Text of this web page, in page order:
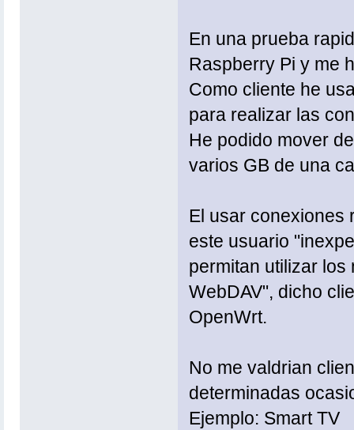
En una prueba
Raspberry Pi y me
Como cliente he
para realizar las
He podido mover
varios GB de una
El usar conexiones
este usuario
permitan utilizar
WebDAV", dicho
OpenWrt.
No me valdrian
determinadas
Ejemplo: Smart TV